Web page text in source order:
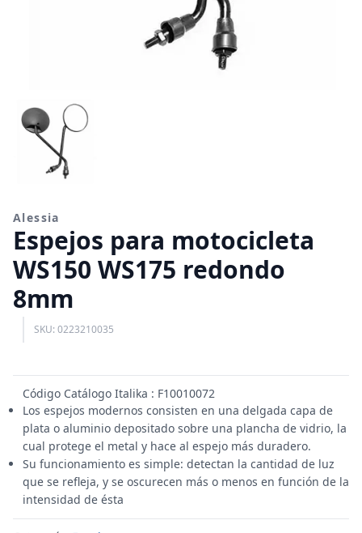
Alessia
Espejos para motocicleta
WS150 WS175 redondo
8mm
SKU: 0223210035
Código Catálogo Italika : F10010072
Los espejos modernos consisten en una delgada capa de
plata o aluminio depositado sobre una plancha de vidrio, la
cual protege el metal y hace al espejo más duradero.
Su funcionamiento es simple: detectan la cantidad de luz
que se refleja, y se oscurecen más o menos en función de la
intensidad de ésta